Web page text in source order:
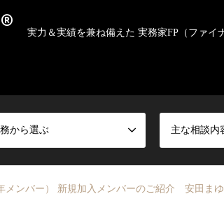
実力＆実績を兼ね備えた 実務家FP（ファイ
から選ぶ 主な相談内
メンバー） 新規加入メンバーのご紹介 安田ま